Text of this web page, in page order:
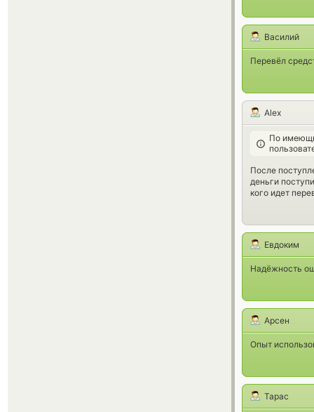
Василий
Перевёл
Alex
По
После
деньги
кого идет
Евдоким
Надёжность
Арсен
Опыт
Тарас